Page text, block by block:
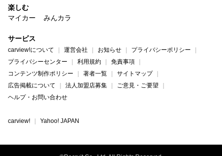
楽しむ
マイカー
みんカラ
サービス
carview!について 運営会社 お知らせ
プライバシーポリシー
プライバシーセンター
利用規約
免責事項
コンテンツ制作ポリシー
著者一覧
サイトマップ
広告掲載について
法人加盟店募集
ご意見・ご要望
ヘルプ・お問い合わせ
carview! Yahoo! JAPAN